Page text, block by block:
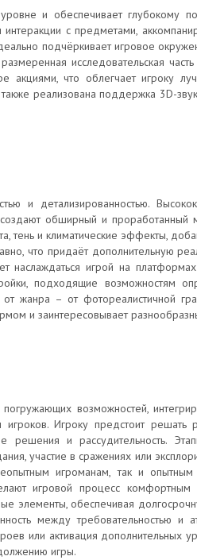
и обеспечивает глубокому
с предметами,
подчёркивает игровое
исследовательская
акциями, что облегчает игроку
реализована поддержка 3D-
и детализированностью.
обширный и проработанный
тень и климатические эффекты,
что придаёт дополнительную
наслаждаться игрой на
подходящие возможностям
жанра – от фотореалистичной
и заинтересовывает
возможностей,
Игроку предстоит решать
решения и рассудительность.
участие в сражениях или
игроманам, так и
игровой процесс
элементы, обеспечивая
между требовательностью и
или активация дополнительных
игры.